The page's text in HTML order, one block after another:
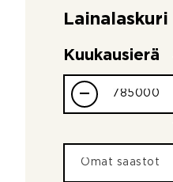
Lainalaskuri
Kuukausierä
–